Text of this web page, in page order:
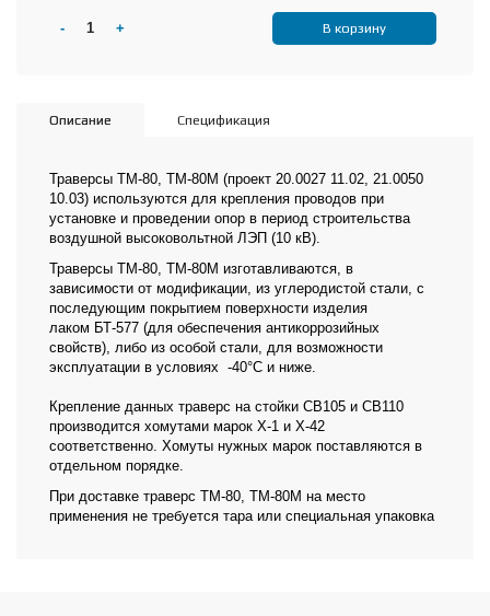
- + В корзину
Описание Спецификация
Траверсы ТМ-80, ТМ-80М (проект 20.0027 11.02, 21.0050
10.03) используются для крепления проводов при
установке и проведении опор в период строительства
воздушной высоковольтной ЛЭП (10 кВ).
Траверсы ТМ-80, ТМ-80М изготавливаются, в
зависимости от модификации, из углеродистой стали, с
последующим покрытием поверхности изделия
лаком БТ-577 (для обеспечения антикоррозийных
свойств), либо из особой стали, для возможности
эксплуатации в условиях -40°С и ниже.
Крепление данных траверс на стойки СВ105 и СВ110
производится хомутами марок Х-1 и Х-42
соответственно. Хомуты нужных марок поставляются в
отдельном порядке.
При доставке траверс ТМ-80, ТМ-80М на место
применения не требуется тара или специальная упаковка